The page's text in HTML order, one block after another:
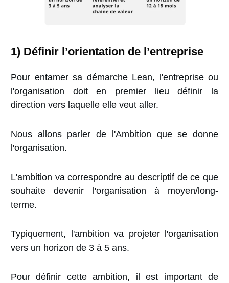
1) Définir l’orientation de l’entreprise
Pour entamer sa démarche Lean, l'entreprise ou
l'organisation doit en premier lieu définir la
direction vers laquelle elle veut aller.
Nous allons parler de l'Ambition que se donne
l'organisation.
L'ambition va correspondre au descriptif de ce que
souhaite devenir l'organisation à moyen/long-
terme.
Typiquement, l'ambition va projeter l'organisation
vers un horizon de 3 à 5 ans.
Pour définir cette ambition, il est important de